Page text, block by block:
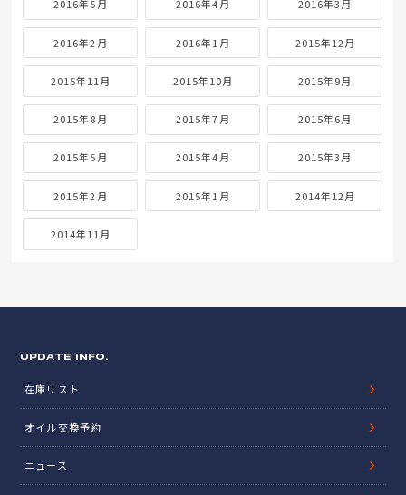
2016年5月 2016年4月 2016年3月
2016年2月 2016年1月 2015年12月
2015年11月 2015年10月 2015年9月
2015年8月 2015年7月 2015年6月
2015年5月 2015年4月 2015年3月
2015年2月 2015年1月 2014年12月
2014年11月
UPDATE INFO.
在庫リスト
オイル交換予約
ニュース